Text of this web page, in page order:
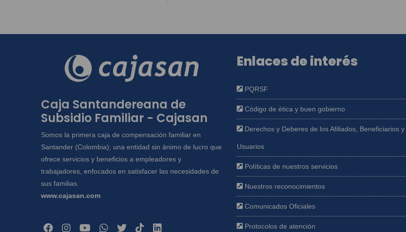
Caja Santandereana de
Subsidio Familiar - Cajasan
Somos la primera caja de compensación familiar en
Santander (Colombia); una entidad sin ánimo de lucro que
ofrece servicios y beneficios a empleadores y
trabajadores, enfocados en satisfacer las necesidades de
sus familias.
www.cajasan.com
Enlaces de interés
PQRSF
Código de ética y buen gobierno
Derechos y Deberes de los Afiliados, Beneficiarios y
Usuarios
Políticas de nuestros servicios
Nuestros reconocimientos
Comunicados Oficiales
Protocolos de atención